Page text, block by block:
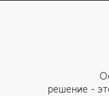
Основной
решение -